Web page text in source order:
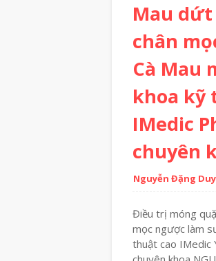
Mau
chân
Cà Mau
khoa kỹ
IMedic
chuyên
Nguyễn Đặng Duy
Điều trị móng
mọc ngược làm
thuật cao IMedic